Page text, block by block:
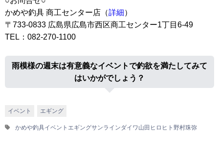
かめや釣具 商工センター店（詳細）
〒733-0833 広島県広島市西区商工センター1丁目6-49
TEL：082-270-1100
雨模様の週末は有意義なイベントで釣欲を満たしてみて
はいかがでしょう？
イベント エギング
かめや釣具イベント エギングサンラインダイワ山田ヒロヒト 野村珠弥